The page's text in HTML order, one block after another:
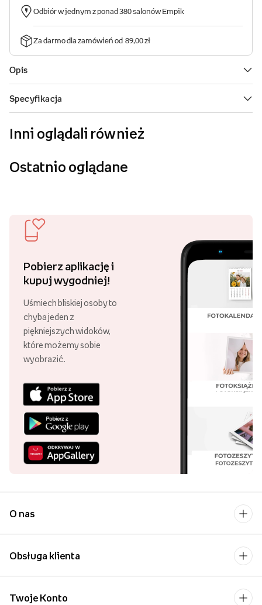
Inni oglądali również
Ostatnio oglądane
Pobierz aplikację i
kupuj wygodniej!
Uśmiech bliskiej osoby to
chyba jeden z
piękniejszych widoków,
które możemy sobie
wyobrazić.
O nas
Obsługa klienta
Twoje Konto